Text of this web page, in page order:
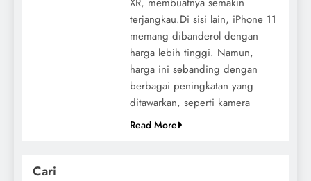
terjangkau.Di sisi lain, iPhone 11
memang dibanderol dengan
harga lebih tinggi. Namun,
harga ini sebanding dengan
berbagai peningkatan yang
ditawarkan, seperti kamera
Read More
Cari